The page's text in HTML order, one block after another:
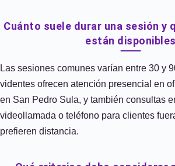
Cuánto suele durar una sesión y
están disponibles
Las sesiones comunes varían entre 30 y
videntes ofrecen atención presencial en
en San Pedro Sula, y también consultas
videollamada o teléfono para clientes
prefieren distancia.